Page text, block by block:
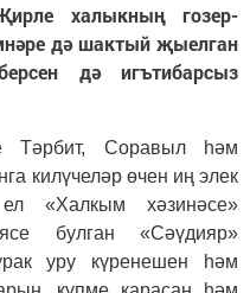
халыкның гозер-
дә шактый җыелган
дә игътибарсыз
Тәрбит, Соравыл һәм
килүчеләр өчен иң элек
«Халкым хәзинәсе»
булган «Сәүдияр»
уру күренешен һәм